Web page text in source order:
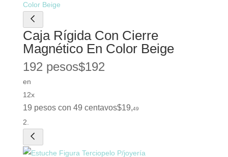
Caja Rígida Con Cierre
Magnético En Color Beige
192 pesos$192
en
12x
19 pesos con 49 centavos$19,49